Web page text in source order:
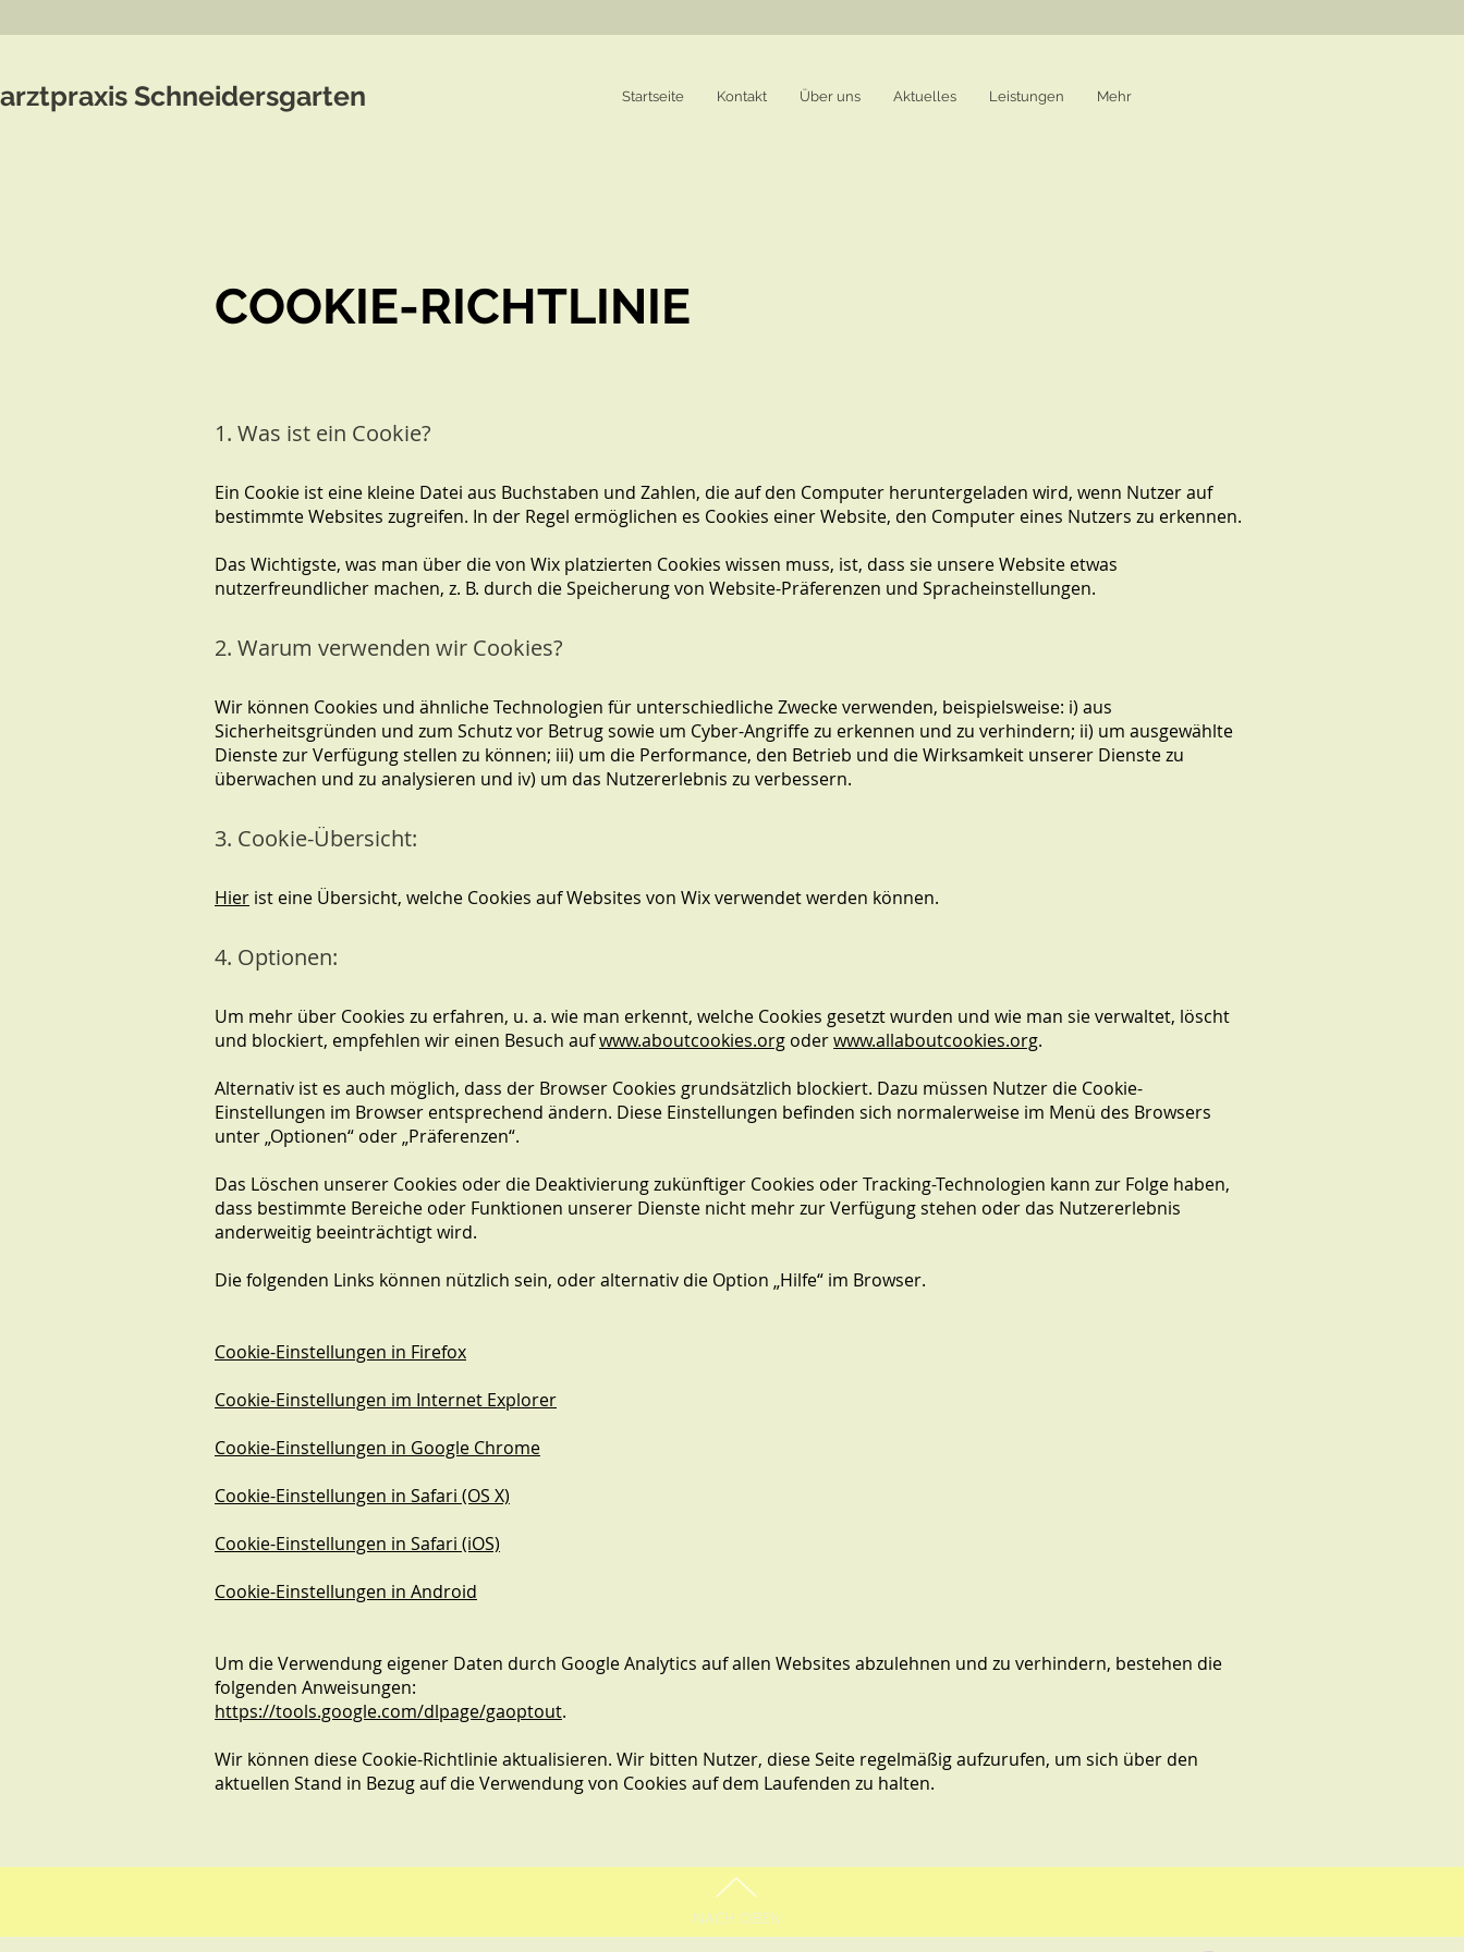
Schneidersgarten Startseite Kontakt Über uns Aktuelles Leistungen Mehr
COOKIE-RICHTLINIE
1. Was ist ein Cookie?
Ein Cookie ist eine kleine Datei aus Buchstaben und Zahlen, die auf den Computer heruntergeladen wird, wenn Nutzer auf
bestimmte Websites zugreifen. In der Regel ermöglichen es Cookies einer Website, den Computer eines Nutzers zu erkennen.
Das Wichtigste, was man über die von Wix platzierten Cookies wissen muss, ist, dass sie unsere Website etwas
nutzerfreundlicher machen, z. B. durch die Speicherung von Website-Präferenzen und Spracheinstellungen.
2. Warum verwenden wir Cookies?
Wir können Cookies und ähnliche Technologien für unterschiedliche Zwecke verwenden, beispielsweise: i) aus
Sicherheitsgründen und zum Schutz vor Betrug sowie um Cyber-Angriffe zu erkennen und zu verhindern; ii) um ausgewählte
Dienste zur Verfügung stellen zu können; iii) um die Performance, den Betrieb und die Wirksamkeit unserer Dienste zu
überwachen und zu analysieren und iv) um das Nutzererlebnis zu verbessern.
3. Cookie-Übersicht:
Hier ist eine Übersicht, welche Cookies auf Websites von Wix verwendet werden können.
4. Optionen:
Um mehr über Cookies zu erfahren, u. a. wie man erkennt, welche Cookies gesetzt wurden und wie man sie verwaltet, löscht
und blockiert, empfehlen wir einen Besuch aufwww.aboutcookies.org oderwww.allaboutcookies.org.
Alternativ ist es auch möglich, dass der Browser Cookies grundsätzlich blockiert. Dazu müssen Nutzer die Cookie-
Einstellungen im Browser entsprechend ändern. Diese Einstellungen befinden sich normalerweise im Menü des Browsers
unter „Optionen“ oder „Präferenzen“.
Das Löschen unserer Cookies oder die Deaktivierung zukünftiger Cookies oder Tracking-Technologien kann zur Folge haben,
dass bestimmte Bereiche oder Funktionen unserer Dienste nicht mehr zur Verfügung stehen oder das Nutzererlebnis
anderweitig beeinträchtigt wird.
Die folgenden Links können nützlich sein, oder alternativ die Option „Hilfe“ im Browser.
Cookie-Einstellungen in Firefox
Cookie-Einstellungen im Internet Explorer
Cookie-Einstellungen in Google Chrome
Cookie-Einstellungen in Safari (OS X)
Cookie-Einstellungen in Safari (iOS)
Cookie-Einstellungen in Android
Um die Verwendung eigener Daten durch Google Analytics auf allen Websites abzulehnen und zu verhindern, bestehen die
folgenden Anweisungen:
https://tools.google.com/dlpage/gaoptout.
Wir können diese Cookie-Richtlinie aktualisieren. Wir bitten Nutzer, diese Seite regelmäßig aufzurufen, um sich über den
aktuellen Stand in Bezug auf die Verwendung von Cookies auf dem Laufenden zu halten.
NACH OBEN